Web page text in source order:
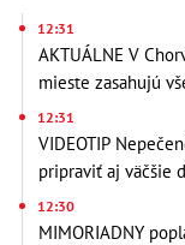
12:31
AKTUÁLNE V
mieste zasahujú
12:31
VIDEOTIP
pripraviť aj väčšie
12:30
MIMORIADNY